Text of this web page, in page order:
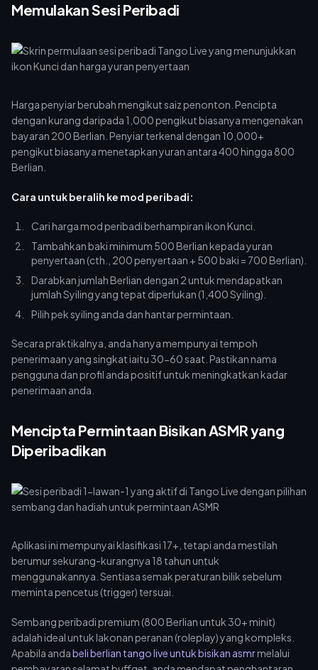
Memulakan Sesi Peribadi
Harga penyiar berubah mengikut saiz penonton. Pencipta
dengan kurang daripada 1,000 pengikut biasanya mengenakan
bayaran 200 Berlian. Penyiar terkenal dengan 10,000+
pengikut biasanya menetapkan yuran antara 400 hingga 800
Berlian.
Cara untuk beralih ke mod peribadi:
Cari harga mod peribadi berhampiran ikon Kunci.
Tambahkan baki minimum 500 Berlian kepada yuran
penyertaan (cth., 200 penyertaan + 500 baki = 700 Berlian).
Darabkan jumlah Berlian dengan 2 untuk mendapatkan
jumlah Syiling yang tepat diperlukan (1,400 Syiling).
Pilih pek syiling anda dan hantar permintaan.
Secara praktikalnya, anda hanya mempunyai tempoh
penerimaan yang singkat iaitu 30-60 saat. Pastikan nama
pengguna dan profil anda positif untuk meningkatkan kadar
penerimaan anda.
Mencipta Permintaan Bisikan ASMR yang
Diperibadikan
Aplikasi ini mempunyai klasifikasi 17+, tetapi anda mestilah
berumur sekurang-kurangnya 18 tahun untuk
menggunakannya. Sentiasa semak peraturan bilik sebelum
meminta pencetus (trigger) tersuai.
Sembang peribadi premium (800 Berlian untuk 30+ minit)
adalah ideal untuk lakonan peranan (roleplay) yang kompleks.
Apabila andabeli berlian tango live untuk bisikan asmrmelalui